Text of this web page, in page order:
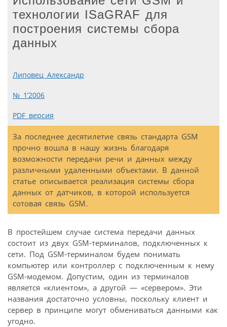
технологии ISaGRAF для
построения системы сбора
данных
Липовец Александр
№ 1’2006
PDF версия
За последнее десятилетие связь стандарта GSM
прочно вошла в нашу жизнь благодаря
возможности передачи речи и данных между
различными удаленными объектами. В данной
статье описывается реализация системы сбора
данных от датчиков, в которой используется
сотовая связь GSM.
В простейшем случае система передачи данных
состоит из двух GSM-терминалов, подключенных к
сети. Под GSM-терминалом будем понимать
компьютер или контроллер с подключенным к нему
GSM-модемом. Допустим, один из терминалов
является «клиентом», а другой — «сервером». Эти
названия достаточно условны, поскольку клиент и
сервер в принципе могут обмениваться данными как
угодно.